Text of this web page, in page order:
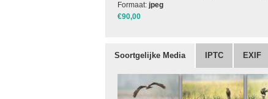
Formaat: jpeg
€90,00
Soortgelijke Media IPTC EXIF